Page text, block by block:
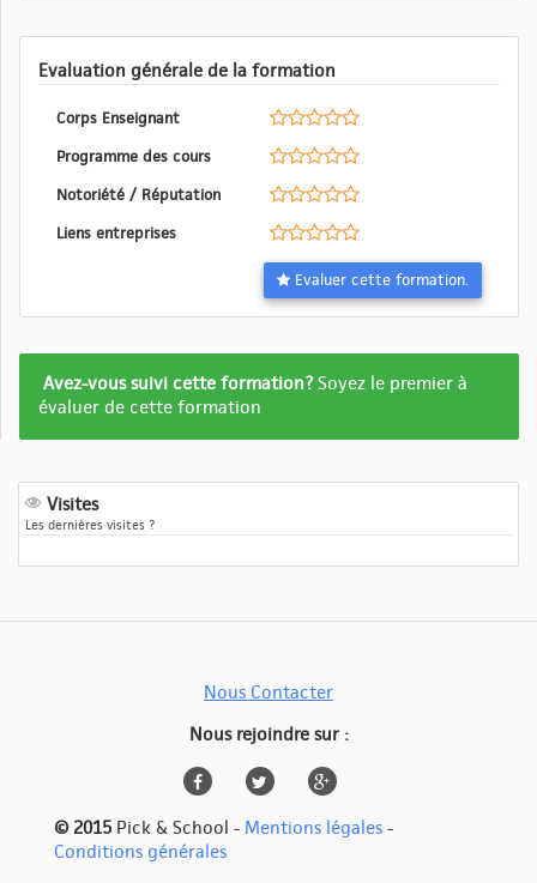
Evaluation générale de la formation
Corps Enseignant
Programme des cours
Notoriété / Réputation
Liens entreprises
Evaluer cette formation.
Formation
pas
Avez-vous suivi cette formation?Soyez le premier à
évaluer de cette formation
Visites
Les dernières visites ?
Nous Contacter
Nous rejoindre sur :
© 2015 Pick & School - Mentions légales -
Conditions générales